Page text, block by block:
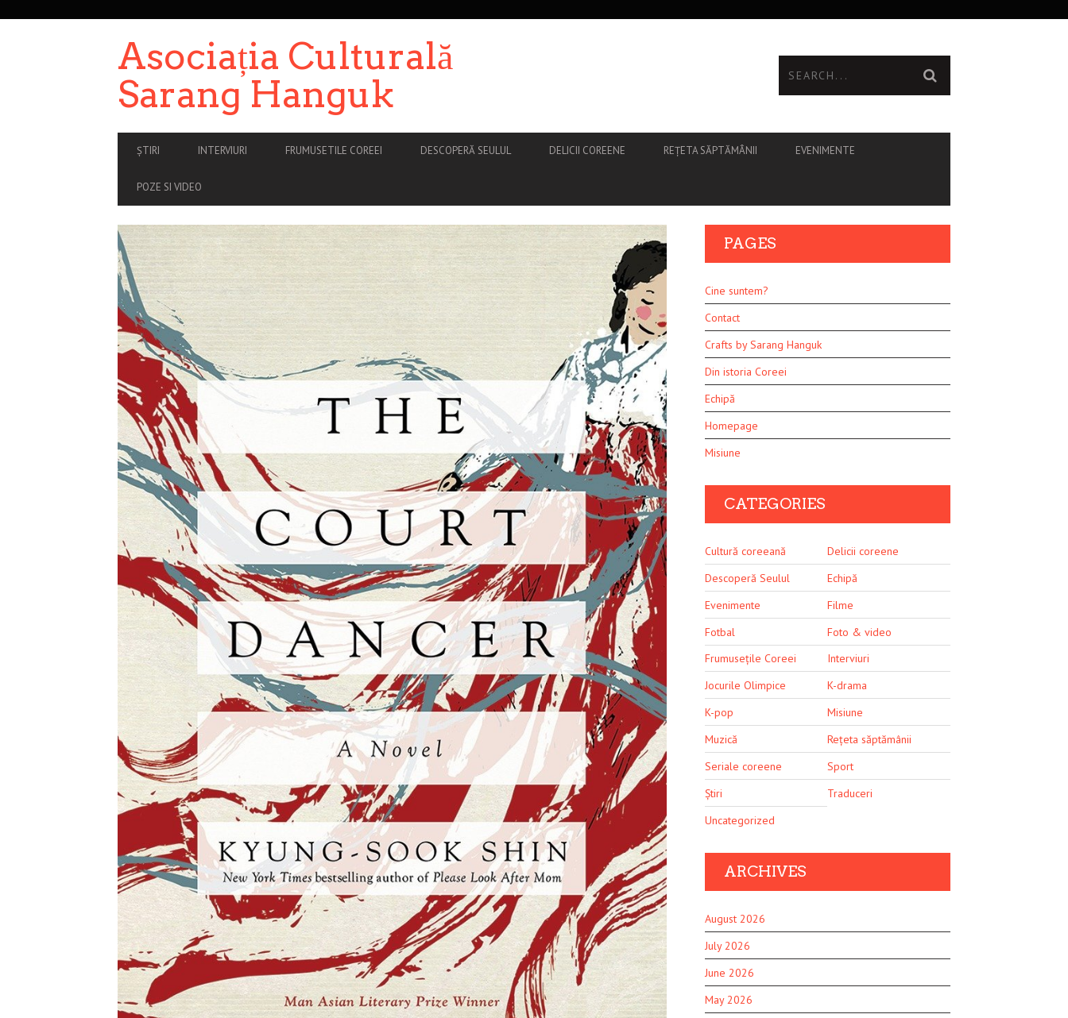
Asociația Culturală
Sarang Hanguk
PRIMARY
NAVIGATION
ȘTIRI INTERVIURI FRUMUSETILE COREEI DESCOPERĂ SEULUL DELICII COREENE REȚETA SĂPTĂMÂNII EVENIMENTE
POZE SI VIDEO
PAGES
Cine suntem?
Contact
Crafts by Sarang Hanguk
Din istoria Coreei
Echipă
Homepage
Misiune
CATEGORIES
Cultură coreeană
Delicii coreene
Descoperă Seulul
Echipă
Evenimente
Filme
Fotbal
Foto & video
Frumusețile Coreei
Interviuri
Jocurile Olimpice
K-drama
K-pop
Misiune
Muzică
Rețeta săptămânii
Seriale coreene
Sport
Știri
Traduceri
Uncategorized
ARCHIVES
August 2026
July 2026
June 2026
May 2026